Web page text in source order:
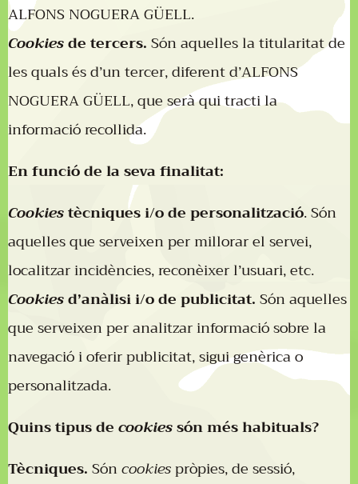
ALFONS NOGUERA GÜELL.
Cookiesde tercers.Són aquelles la titularitat de
les quals és d’un tercer, diferent d’ALFONS
NOGUERA GÜELL, que serà qui tracti la
informació recollida.
En funció de la seva finalitat:
Cookiestècniques i/o de personalització. Són
aquelles que serveixen per millorar el servei,
localitzar incidències, reconèixer l’usuari, etc.
Cookiesd’anàlisi i/o de publicitat.Són aquelles
que serveixen per analitzar informació sobre la
navegació i oferir publicitat, sigui genèrica o
personalitzada.
Quins tipus decookiessón més habituals?
Tècniques.Sóncookiespròpies, de sessió,